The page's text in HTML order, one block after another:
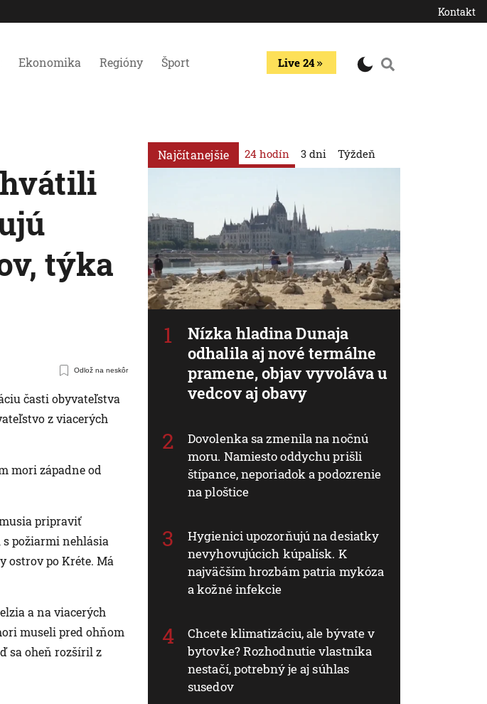
Kontakt
Ekonomika Regióny Šport Live 24
týka
Odlož na neskôr
časti obyvateľstva
z viacerých
mori západne od
pripraviť
požiarmi nehlásia
ostrov po Kréte. Má
a na viacerých
museli pred ohňom
sa oheň rozšíril z
Najčítanejšie 24 hodín
Nízka hladina Dunaja
odhalila aj nové termálne
pramene, objav vyvoláva u
vedcov aj obavy
Dovolenka sa zmenila na nočnú
moru. Namiesto oddychu prišli
štípance, neporiadok a podozrenie
na ploštice
Hygienici upozorňujú na desiatky
nevyhovujúcich kúpalísk. K
najväčším hrozbám patria mykóza
a kožné infekcie
Chcete klimatizáciu, ale bývate v
bytovke? Rozhodnutie vlastníka
nestačí, potrebný je aj súhlas
susedov
3 dni Týždeň